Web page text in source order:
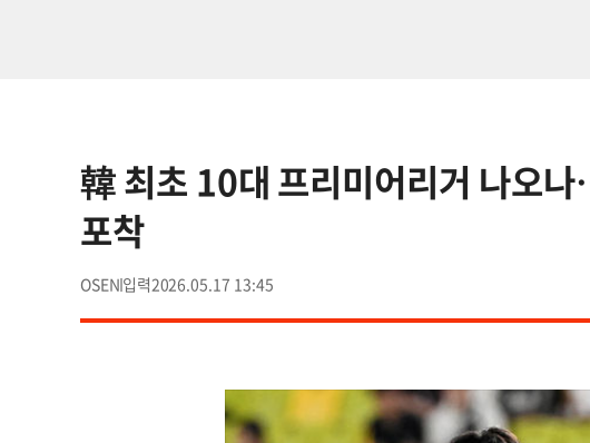
韓 최초 10대 프리미어리거 나오
포착
OSEN 2026.05.17 13:45